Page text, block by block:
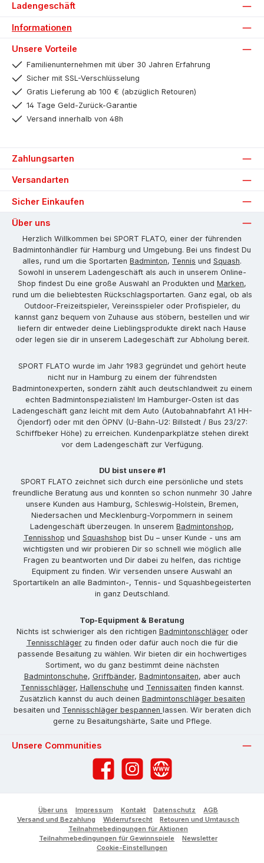
Ladengeschäft
Informationen
Unsere Vorteile
Familienunternehmen mit über 30 Jahren Erfahrung
Sicher mit SSL-Verschlüsselung
Gratis Lieferung ab 100 € (abzüglich Retouren)
14 Tage Geld-Zurück-Garantie
Versand innerhalb von 48h
Zahlungsarten
Versandarten
Sicher Einkaufen
Über uns
Herzlich Willkommen bei SPORT FLATO, einer der führenden
Badmintonhändler für Hamburg und Umgebung. Bei uns findest Du
alles, rund um die Sportarten Badminton, Tennis und Squash.
Sowohl in unserem Ladengeschäft als auch in unserem Online-
Shop findest Du eine große Auswahl an Produkten und Marken,
rund um die beliebtesten Rückschlagsportarten. Ganz egal, ob als
Outdoor-Freizeitspieler, Vereinsspieler oder Profispieler, du
kannst ganz bequem von Zuhause aus stöbern, bestellen und wir
liefern dir entweder deine Lieblingsprodukte direkt nach Hause
oder legen sie dir in unserem Ladegeschäft zur Abholung bereit.
SPORT FLATO wurde im Jahr 1983 gegründet und gehört heute
nicht nur in Hamburg zu einem der führendsten
Badmintonexperten, sondern zählt auch deutschlandweit zu einem
echten Badmintonspezialisten! Im Hamburger-Osten ist das
Ladengeschäft ganz leicht mit dem Auto (Autobahnabfahrt A1 HH-
Öjendorf) oder mit den ÖPNV (U-Bahn-U2: Billstedt / Bus 23/27:
Schiffbeker Höhe) zu erreichen. Kundenparkplätze stehen direkt
vor dem Ladengeschäft zur Verfügung.
DU bist unsere #1
SPORT FLATO zeichnet sich durch eine persönliche und stets
freundliche Beratung aus und konnten so schon nunmehr 30 Jahre
unsere Kunden aus Hamburg, Schleswig-Holstein, Bremen,
Niedersachen und Mecklenburg-Vorpommern in seinem
Ladengeschäft überzeugen. In unserem Badmintonshop,
Tennisshop und Squashshop bist Du – unser Kunde - uns am
wichtigsten und wir probieren Dir so schnell wie möglich alle
Fragen zu beantworten und Dir dabei zu helfen, das richtige
Equipment zu finden. Wir versenden unsere Auswahl an
Sportartikeln an alle Badminton-, Tennis- und Squashbegeisterten
in ganz Deutschland.
Top-Equipment & Beratung
Nichts ist schwieriger als den richtigen Badmintonschlägeroder
Tennisschlägerzu finden oder dafür auch noch die für die
passende Besaitung zu wählen. Wir bieten dir ein hochwertiges
Sortiment, wo du ganz bestimmt deine nächsten
Badmintonschuhe, Griffbänder, Badmintonsaiten, aber auch
Tennisschläger, Hallenschuhe und Tennissaiten finden kannst.
Zusätzlich kannst du auch deinen Badmintonschläger besaiten
besaiten und Tennisschläger bespannen lassen. Wir beraten dich
gerne zu Besaitungshärte, Saite und Pflege.
Unsere Communities
FacebookInstagramWebsite
Über uns Impressum Kontakt Datenschutz
AGB
Versand und Bezahlung
Widerrufsrecht
Retouren und Umtausch
Teilnahmebedingungen für Aktionen
Teilnahmebedingungen für Gewinnspiele
Newsletter
Cookie-Einstellungen